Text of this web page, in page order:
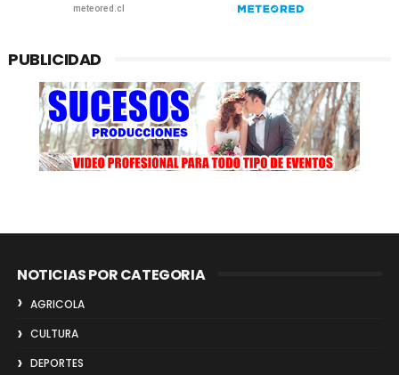
PUBLICIDAD
NOTICIAS POR CATEGORIA
AGRICOLA
CULTURA
DEPORTES